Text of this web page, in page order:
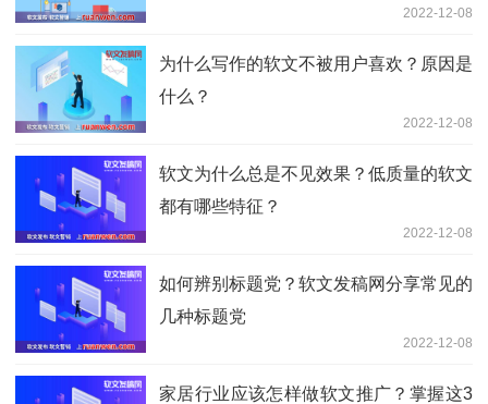
2022-12-08
为什么写作的软文不被用户喜欢？原因是
什么？
2022-12-08
软文为什么总是不见效果？低质量的软文
都有哪些特征？
2022-12-08
如何辨别标题党？软文发稿网分享常见的
几种标题党
2022-12-08
家居行业应该怎样做软文推广？掌握这3